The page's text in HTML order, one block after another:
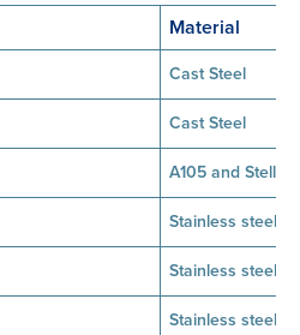
Material
Cast Steel
Cast Steel
A105 and Stellite
Stainless steel
Stainless steel
Stainless steel